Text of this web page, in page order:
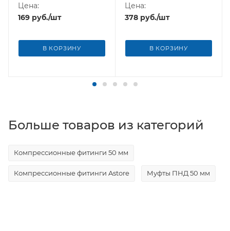
Цена:
169 руб./шт
В КОРЗИНУ
Цена:
378 руб./шт
В КОРЗИНУ
Больше товаров из категорий
Компрессионные фитинги 50 мм
Компрессионные фитинги Astore Муфты ПНД 50 мм